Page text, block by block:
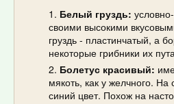
Белый груздь:
своими высокими
груздь - пластинчатый, а
некоторые грибники их
Болетус красивый:
мякоть, как у желчного. На
синий цвет. Похож на